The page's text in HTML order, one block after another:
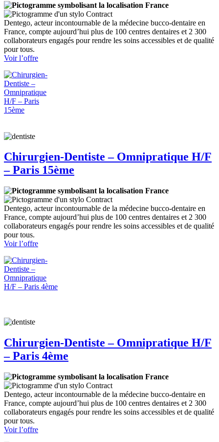
France
Contract
Dentego, acteur incontournable de la médecine bucco-dentaire en
France, compte aujourd’hui plus de 100 centres dentaires et 2 300
collaborateurs engagés pour rendre les soins accessibles et de qualité
pour tous.
Voir l’offre:
Dentiste
Omnipratique
H/F
Chirurgien-Dentiste – Omnipratique H/F
– Paris 15ème
France
Contract
Dentego, acteur incontournable de la médecine bucco-dentaire en
France, compte aujourd’hui plus de 100 centres dentaires et 2 300
collaborateurs engagés pour rendre les soins accessibles et de qualité
pour tous.
Voir l’offre:
Dentiste
Omnipratique
H/F
Chirurgien-Dentiste – Omnipratique H/F
– Paris 4ème
France
Contract
Dentego, acteur incontournable de la médecine bucco-dentaire en
France, compte aujourd’hui plus de 100 centres dentaires et 2 300
collaborateurs engagés pour rendre les soins accessibles et de qualité
pour tous.
Voir l’offre: